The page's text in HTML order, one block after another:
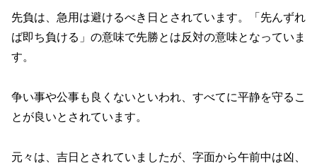
先負は、急用は避けるべき日とされています。「先んずれ
ば即ち負ける」の意味で先勝とは反対の意味となっていま
す。
争い事や公事も良くないといわれ、すべてに平静を守るこ
とが良いとされています。
元々は、吉日とされていましたが、字面から午前中は凶、